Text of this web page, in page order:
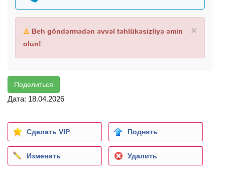
×
⚠ Beh göndərmədən əvvəl təhlükəsizliyə əmin
olun!
Поделиться
Дата: 18.04.2026
Сделать VIP Поднять
Изменить Удалить